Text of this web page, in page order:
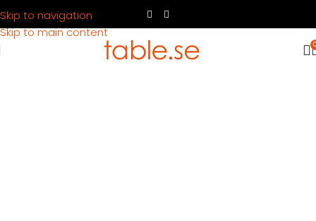
Skip to navigation
Skip to main content